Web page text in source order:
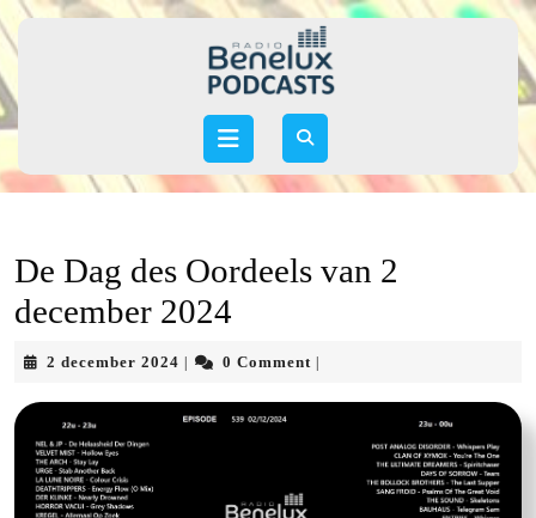
Skip
to
Open
De Dag des Oordeels van 2
december 2024
2 december 2024 2
2024
0 Comment